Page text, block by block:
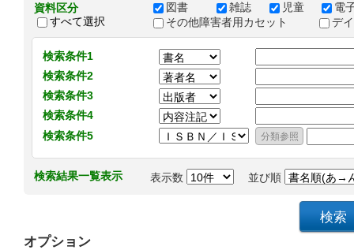
資料区分
すべて選択
図書 雑誌 児童
電
その他障害者用カセット
デ
検索条件1
検索条件2
検索条件3
検索条件4
検索条件5
検索結果一覧表示 表示数 並び順
オプション